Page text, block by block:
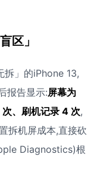
区」
拆」的iPhone 13,
报告显示:屏幕为
、刷机记录 4 次,
拆机屏成本,直接砍
Diagnostics)根